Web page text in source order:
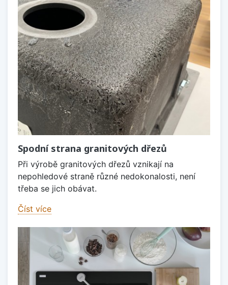
Spodní strana granitových dřezů
Při výrobě granitových dřezů vznikají na
nepohledové straně různé nedokonalosti, není
třeba se jich obávat.
Číst více